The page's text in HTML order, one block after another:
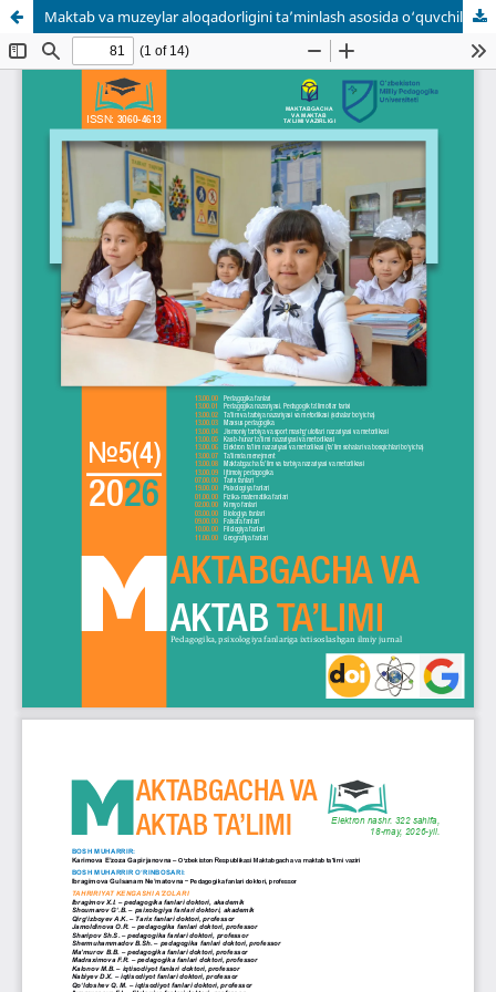
Maktab va muzeylar aloqadorligini ta’minlash asosida o‘quvchilarni ma’naviy merosga hurmat ruhida tayyorlashning pedagogik texnologiyasi